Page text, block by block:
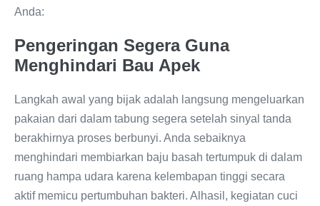
Anda:
Pengeringan Segera Guna
Menghindari Bau Apek
Langkah awal yang bijak adalah langsung mengeluarkan
pakaian dari dalam tabung segera setelah sinyal tanda
berakhirnya proses berbunyi. Anda sebaiknya
menghindari membiarkan baju basah tertumpuk di dalam
ruang hampa udara karena kelembapan tinggi secara
aktif memicu pertumbuhan bakteri. Alhasil, kegiatan cuci